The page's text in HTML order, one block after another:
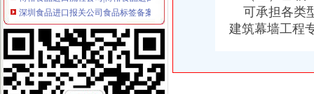
货物出口流程
货物出口操作流程_中华文本库
大件货物出口运输的一些相关流程介绍|行业资讯|宝寰集装箱运输公司
出口代理公司
青岛出口代理公司,纯代理无自营
昆山进出口代理公司
可承担各类
建筑幕墙工程